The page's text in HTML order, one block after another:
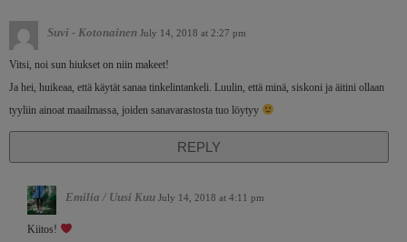
Suvi - Kotonainen July 14, 2018 at 2:27 pm
Vitsi, noi sun hiukset on niin makeet!
Ja hei, huikeaa, että käytät sanaa tinkelintankeli. Luulin, että minä, siskoni ja äitini ollaan
tyyliin ainoat maailmassa, joiden sanavarastosta tuo löytyy
REPLY
Emilia / Uusi Kuu July 14, 2018 at 4:11 pm
Kiitos!